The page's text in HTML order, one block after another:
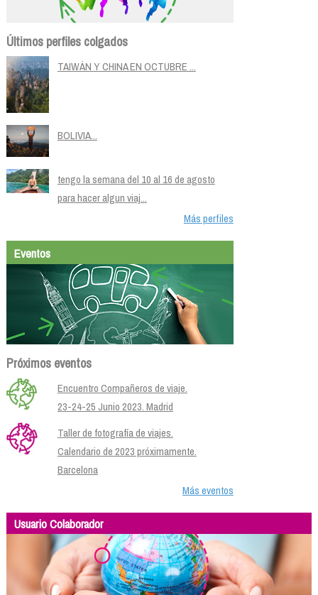
Últimos perfiles colgados
TAIWÁN Y CHINA EN OCTUBRE ...
BOLIVIA...
tengo la semana del 10 al 16 de agosto
para hacer algun viaj...
Más perfiles
Eventos
Próximos eventos
Encuentro Compañeros de viaje.
23-24-25 Junio 2023. Madrid
Taller de fotografía de viajes.
Calendario de 2023 próximamente.
Barcelona
Más eventos
Usuario Colaborador